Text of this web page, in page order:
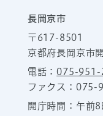
長岡京市
〒617-8501
京都府長岡京市
電話：075-951-
ファクス：075-
開庁時間：午前